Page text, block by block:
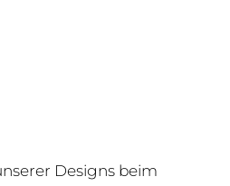
Designs beim